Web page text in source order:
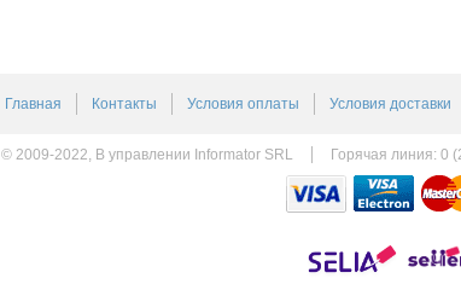
Главная Контакты Условия оплаты Условия доставки
© 2009-2022, В управлении Informator SRL Горячая линия: 0